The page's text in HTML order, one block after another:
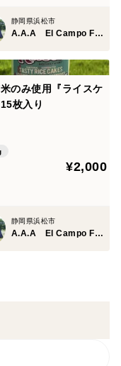
静岡県浜松市
A.A.A El Campo Farm
のみ使用『ライスケ
枚入り
¥2,000
静岡県浜松市
A.A.A El Campo Farm